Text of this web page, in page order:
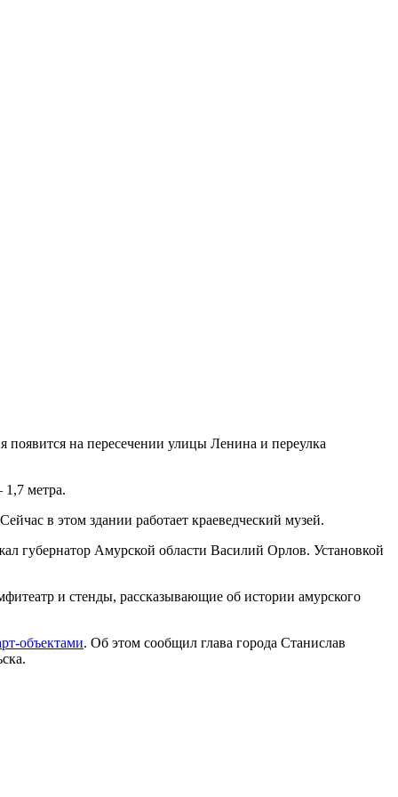
на пересечении улицы Ленина и переулка
метра.
в этом здании работает краеведческий музей.
губернатор Амурской области Василий Орлов. Установкой
и стенды, рассказывающие об истории амурского
объектами. Об этом сообщил глава города Станислав